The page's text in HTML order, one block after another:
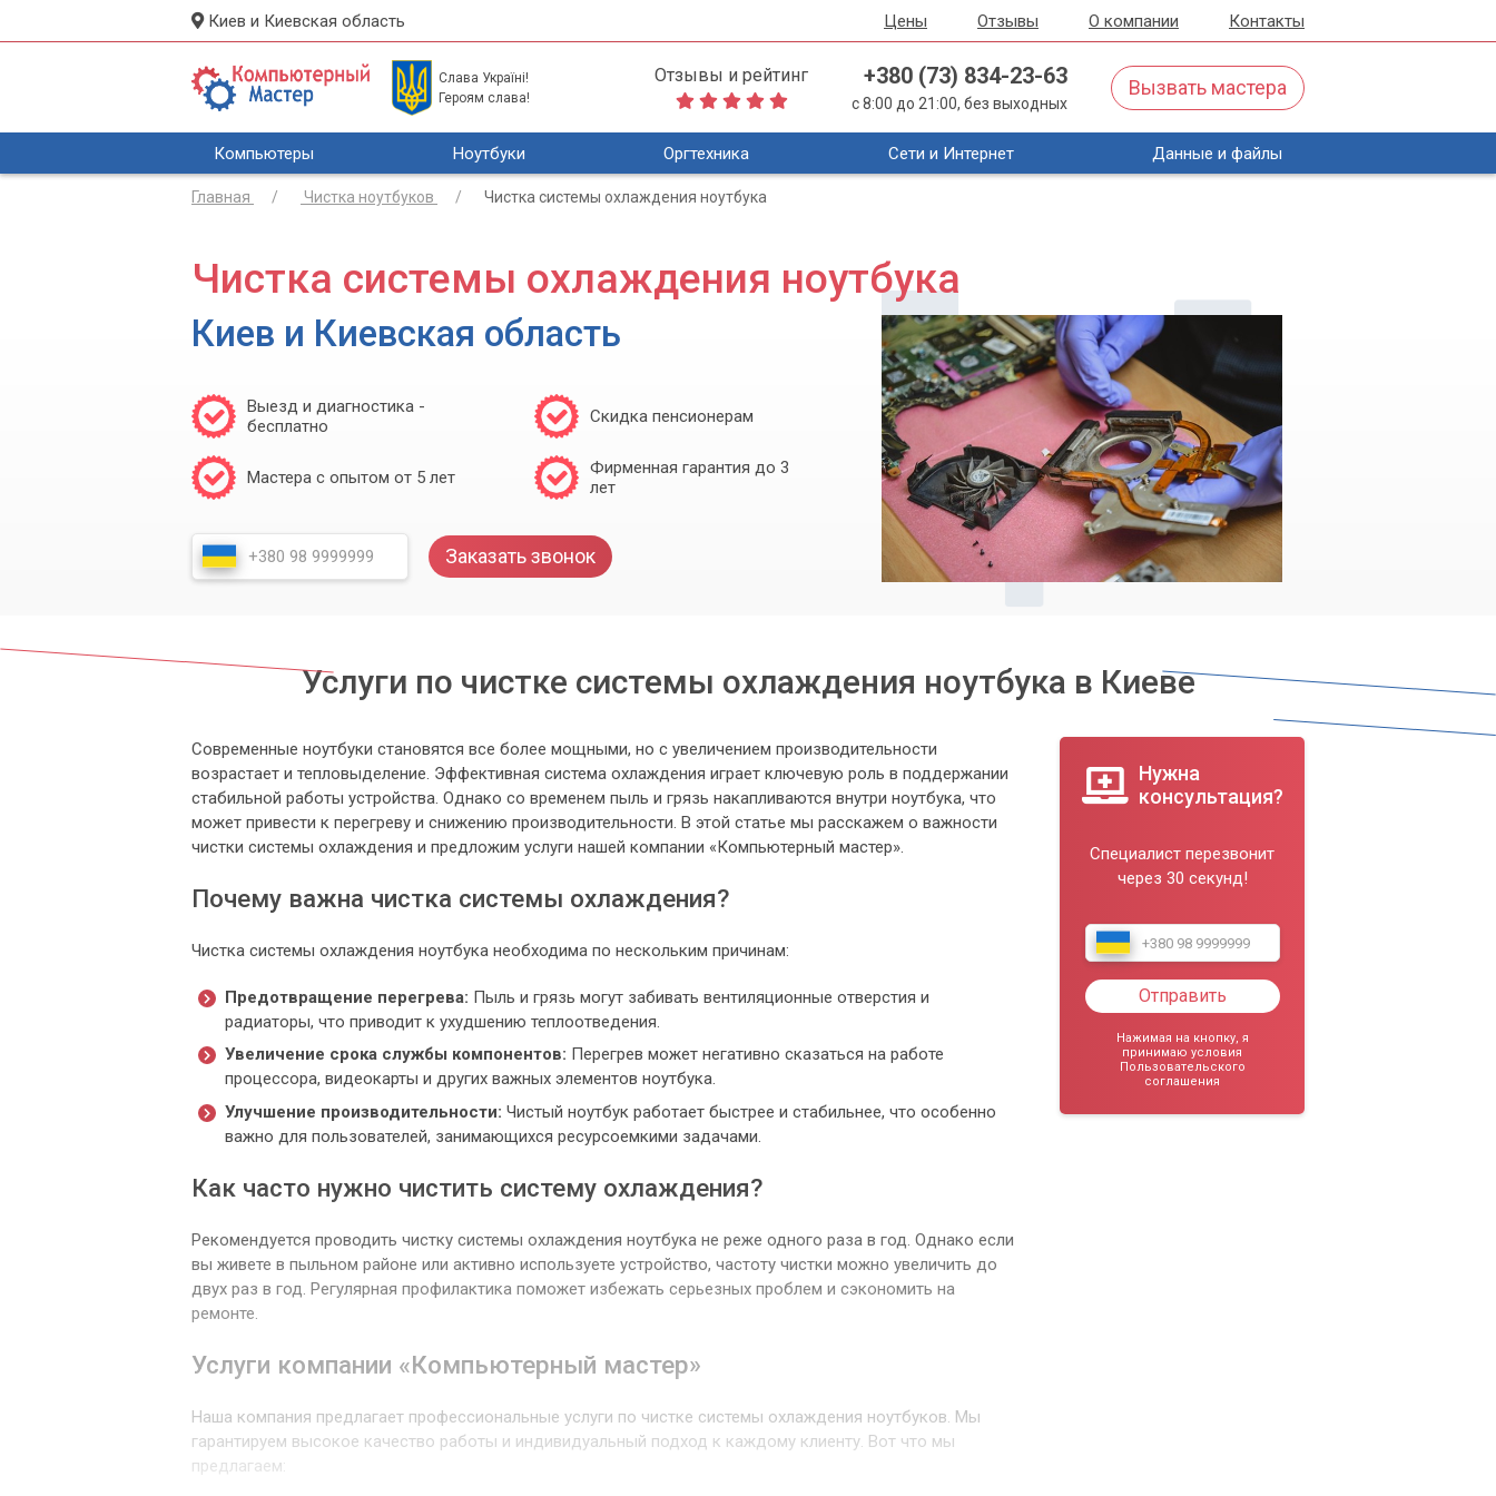
Киев и Киевская область Цены Отзывы О компании Контакты
Слава Україні!
Героям слава!
Отзывы и рейтинг +380 (73) 834-23-63
с 8:00 до 21:00, без выходных
Вызвать мастера
Компьютеры Ноутбуки Оргтехника Сети и Интернет Данные и файлы
Главная Чистка ноутбуков Чистка системы охлаждения ноутбука
Чистка системы охлаждения ноутбука
Киев и Киевская область
Выезд и диагностика -
бесплатно
Скидка пенсионерам
Мастера с опытом от 5 лет
Фирменная гарантия до 3
лет
Заказать звонок
Услуги по чистке системы охлаждения ноутбука в Киеве
Современные ноутбуки становятся все более мощными, но с увеличением производительности
возрастает и тепловыделение. Эффективная система охлаждения играет ключевую роль в поддержании
стабильной работы устройства. Однако со временем пыль и грязь накапливаются внутри ноутбука, что
может привести к перегреву и снижению производительности. В этой статье мы расскажем о важности
чистки системы охлаждения и предложим услуги нашей компании «Компьютерный мастер».
Почему важна чистка системы охлаждения?
Чистка системы охлаждения ноутбука необходима по нескольким причинам:
Предотвращение перегрева: Пыль и грязь могут забивать вентиляционные отверстия и
радиаторы, что приводит к ухудшению теплоотведения.
Увеличение срока службы компонентов: Перегрев может негативно сказаться на работе
процессора, видеокарты и других важных элементов ноутбука.
Улучшение производительности: Чистый ноутбук работает быстрее и стабильнее, что особенно
важно для пользователей, занимающихся ресурсоемкими задачами.
Как часто нужно чистить систему охлаждения?
Рекомендуется проводить чистку системы охлаждения ноутбука не реже одного раза в год. Однако если
вы живете в пыльном районе или активно используете устройство, частоту чистки можно увеличить до
двух раз в год. Регулярная профилактика поможет избежать серьезных проблем и сэкономить на
ремонте.
Услуги компании «Компьютерный мастер»
Наша компания предлагает профессиональные услуги по чистке системы охлаждения ноутбуков. Мы
гарантируем высокое качество работы и индивидуальный подход к каждому клиенту. Вот что мы
предлагаем:
Нужна
консультация?
Специалист перезвонит
через 30 секунд!
Отправить
Нажимая на кнопку, я
принимаю условия
Пользовательского
соглашения